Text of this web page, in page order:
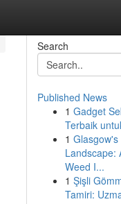
Search
Published News
1 Gadget
Terbaik
1 Glasgow's
Landscape:
Weed I...
1 Şişli
Tamiri: